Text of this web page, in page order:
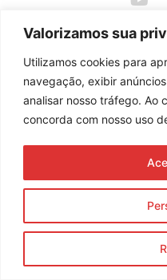
Valorizamos sua
Utilizamos cookies para
navegação, exibir
analisar nosso tráfego. Ao
concorda com nosso uso
Assine nossa
© 2023 Morente Forte.
Política de